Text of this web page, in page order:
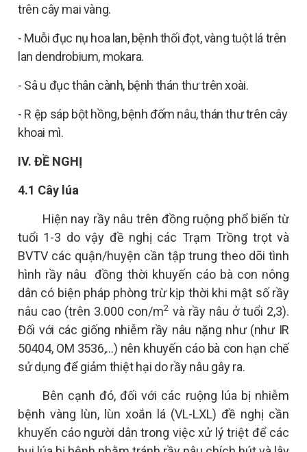
trên cây mai vàng.
- Muỗi đục nụ hoa lan, bệnh thối đọt, vàng tuột lá trên
lan dendrobium, mokara.
- Sâ u đụcthân cành, bệnh thán thưtrên xoài.
- R ệp sáp bột hồng, bệnh đốm nâu, thán thư trên cây
khoai mì.
IV. ĐỀ NGHỊ
4.1 Cây lúa
Hiện nay rầy nâu trên đồng ruộng phổ biến từ
tuổi 1-3 do vậy đề nghị các Trạm Trồng trọt và
BVTV các quận/huyện cần tập trung theo dõi tình
hình rầy nâu
đồng thời khuyến cáo bà con nông
dân có biện pháp phòng trừ kịp thời khi mật số rầy
nâu cao (trên 3.000 con/m2 và rầy nâu ở tuổi 2,3).
Đối với các giống nhiễm rầy nâu nặng như (như IR
50404, OM 3536,...) nên khuyến cáo bà con hạn chế
sử dụng để giảm thiệt hại do rầy nâu gây ra.
Bên cạnh đó, đối với các ruộng lúa bị nhiễm
bệnh vàng lùn, lùn xoắn lá (VL-LXL) đề nghị cần
khuyến cáo người dân trong việc xử lý triệt để các